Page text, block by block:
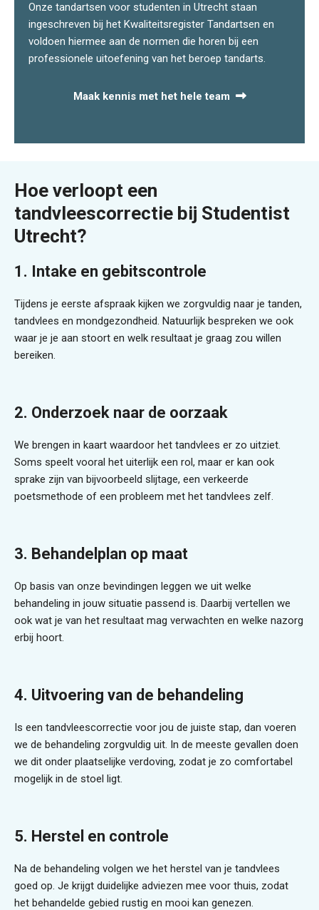
Onze tandartsen voor studenten in Utrecht staan
ingeschreven bij het Kwaliteitsregister Tandartsen en
voldoen hiermee aan de normen die horen bij een
professionele uitoefening van het beroep tandarts.
Maak kennis met het hele team
Hoe verloopt een
tandvleescorrectie bij Studentist
Utrecht?
1. Intake en gebitscontrole
Tijdens je eerste afspraak kijken we zorgvuldig naar je tanden,
tandvlees en mondgezondheid. Natuurlijk bespreken we ook
waar je je aan stoort en welk resultaat je graag zou willen
bereiken.
2. Onderzoek naar de oorzaak
We brengen in kaart waardoor het tandvlees er zo uitziet.
Soms speelt vooral het uiterlijk een rol, maar er kan ook
sprake zijn van bijvoorbeeld slijtage, een verkeerde
poetsmethode of een probleem met het tandvlees zelf.
3. Behandelplan op maat
Op basis van onze bevindingen leggen we uit welke
behandeling in jouw situatie passend is. Daarbij vertellen we
ook wat je van het resultaat mag verwachten en welke nazorg
erbij hoort.
4. Uitvoering van de behandeling
Is een tandvleescorrectie voor jou de juiste stap, dan voeren
we de behandeling zorgvuldig uit. In de meeste gevallen doen
we dit onder plaatselijke verdoving, zodat je zo comfortabel
mogelijk in de stoel ligt.
5. Herstel en controle
Na de behandeling volgen we het herstel van je tandvlees
goed op. Je krijgt duidelijke adviezen mee voor thuis, zodat
het behandelde gebied rustig en mooi kan genezen.